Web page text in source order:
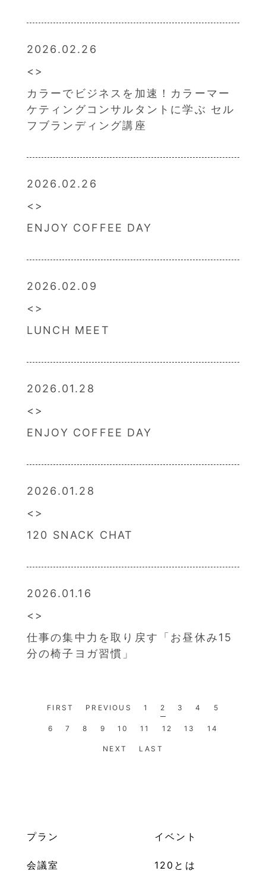
2026.02.26
カラーでビジネスを加速！カラーマー
ケティングコンサルタントに学ぶ セル
フブランディング講座
2026.02.26
ENJOY COFFEE DAY
2026.02.09
LUNCH MEET
2026.01.28
ENJOY COFFEE DAY
2026.01.28
120 SNACK CHAT
2026.01.16
仕事の集中力を取り戻す「お昼休み15
分の椅子ヨガ習慣」
FIRST PREVIOUS 1 2 3 4 5
6 7 8 9 10 11 12 13 14
NEXT LAST
プラン
会議室 120とは
イベント